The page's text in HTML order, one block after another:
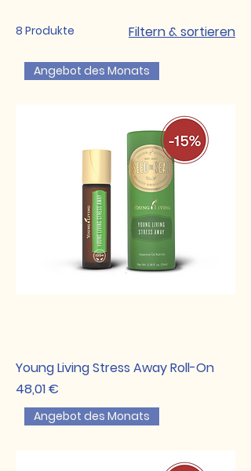
8 Produkte Filtern & sortieren
Angebot des Monats
Young Living Stress Away Roll-On
Preis
48,01 €
Angebot des Monats